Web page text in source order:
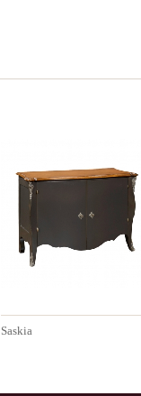
Saskia